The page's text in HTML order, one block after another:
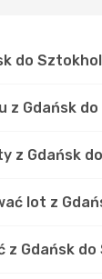
do
Gdańsk
z Gdańsk
lot z
z Gdańsk